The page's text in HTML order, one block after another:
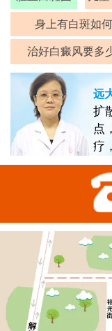
身上有白斑如
治好白癜风要多
远
扩
点
疗